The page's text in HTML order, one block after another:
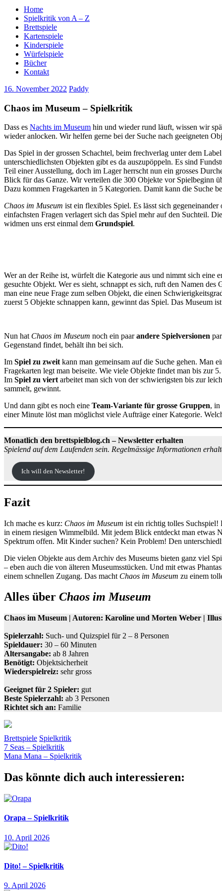
Home
Spielkritik von A – Z
Brettspiele
Kartenspiele
Kinderspiele
Würfelspiele
Bücher
Kontakt
16. November 2022 Paddy
Chaos im Museum – Spielkritik
Dass es Nachts im Museum hin und wieder rund läuft, wissen wir
wieder anlocken. Wir helfen gerne bei der Suche nach geeigneten
Das Spiel in der grossen Schachtel, beim frechverlag unter dem
unterschiedlichsten Objekten gibt es da auszupöppeln. Es sind
Teil einer Ausstellung, doch im Lager herrscht nun ein grosses
Blick für das Ganze. Wir verteilen die 300 Objekte vor Spielbeginn
Dazu kommen Fragekarten in 5 Kategorien. Damit kann die Suche
Chaos im Museum ist ein flexibles Spiel. Es lässt sich
einfachsten Fragen verlagert sich das Spiel mehr auf den Suchteil.
widmen uns erst einmal dem Grundspiel.
Wer an der Reihe ist, würfelt die Kategorie aus und nimmt sich eine
gesuchte Objekt. Wer es sieht, schnappt es sich, ruft den Namen
man eine neue Frage zum selben Objekt, die einen
zuerst 5 Objekte schnappen kann, gewinnt das Spiel. Das Museum
Nun hat Chaos im Museum noch ein paarandere Spielversionen
Gegenstand findet, behält ihn bei sich.
Im Spiel zu zweitkann man gemeinsam auf die Suche gehen. Man
Fragekarten legt man beiseite. Wie viele Objekte findet man bis zur
Im Spiel zu viertarbeitet man sich von der schwierigsten bis zur
sammelt, gewinnt.
Und dann gibt es noch eine Team-Variante für grosse Gruppen, in
einer Minute löst man möglichst viele Aufträge einer Kategorie.
Monatlich den brettspielblog.ch – Newsletter erhalten
Spielend auf dem Laufenden sein. Regelmässige Informationen
Ich will den Newsletter!
Fazit
Ich mache es kurz: Chaos im Museum ist ein richtig tolles Suchspiel!
in einem riesigen Wimmelbild. Mit jedem Blick entdeckt man etwas
Spektrum offen. Mit Kinder suchen? Kein Problem! Den
Die vielen Objekte aus dem Archiv des Museums bieten ganz viel
– eben auch die von älteren Museumsstücken. Und mit etwas
einem schnellen Zugang. Das macht Chaos im Museum zu einem
Alles über Chaos im Museum
Chaos im Museum | Autoren: Karoline und Morten Weber |
Spielerzahl: Such- und Quizspiel für 2 – 8 Personen
Spieldauer: 30 – 60 Minuten
Altersangabe: ab 8 Jahren
Benötigt: Objektsicherheit
Wiederspielreiz: sehr gross
Geeignet für 2 Spieler: gut
Beste Spielerzahl: ab 3 Personen
Richtet sich an: Familie
Brettspiele Spielkritik
BilderfrechverlagMuseum
Beitragsnavigation
Vorheriger
Beitrag:
7 Seas – Spielkritik
Nächster
Mana Mana – Spielkritik
Das könnte dich auch interessieren:
Orapa – Spielkritik
10. April 2026
Dito! – Spielkritik
9. April 2026